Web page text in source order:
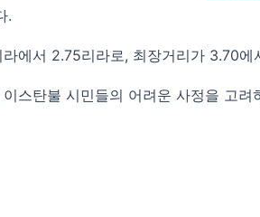
.
에서 2.75리라로, 최장거리가 3.70
스탄불 시민들의 어려운 사정을 고